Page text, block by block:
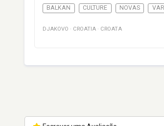
BALKAN CULTURE NOVAS
DJAKOVO · CROATIA · CROATA